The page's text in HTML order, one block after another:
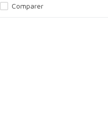
Comparer